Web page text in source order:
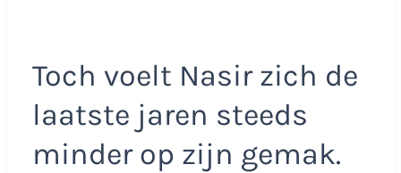
Toch voelt Nasir zich de
laatste jaren steeds
minder op zijn gemak.